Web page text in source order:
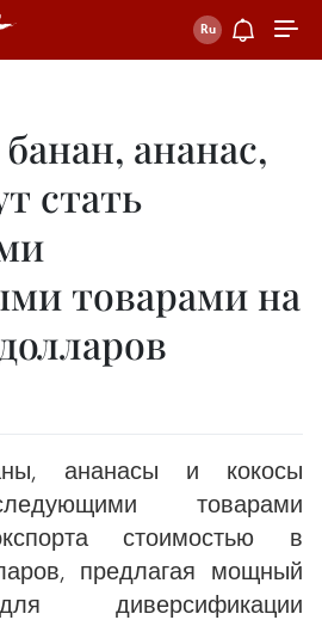
ананас,
стать
товарами на
ананасы и кокосы
товарами
стоимостью в
предлагая мощный
диверсификации